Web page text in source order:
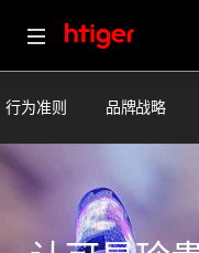
行为准则 品牌战略
华虎集团
您好，价格直